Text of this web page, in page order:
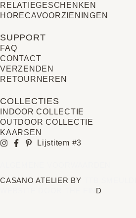
RELATIE­GESCHENKEN
HORECAVOORZIENINGEN
SUPPORT
FAQ
CONTACT
VERZENDEN
RETOURNEREN
COLLECTIES
INDOOR COLLECTIE
OUTDOOR COLLECTIE
KAARSEN
Lijstitem #3
CASANO ATELIER BY
D